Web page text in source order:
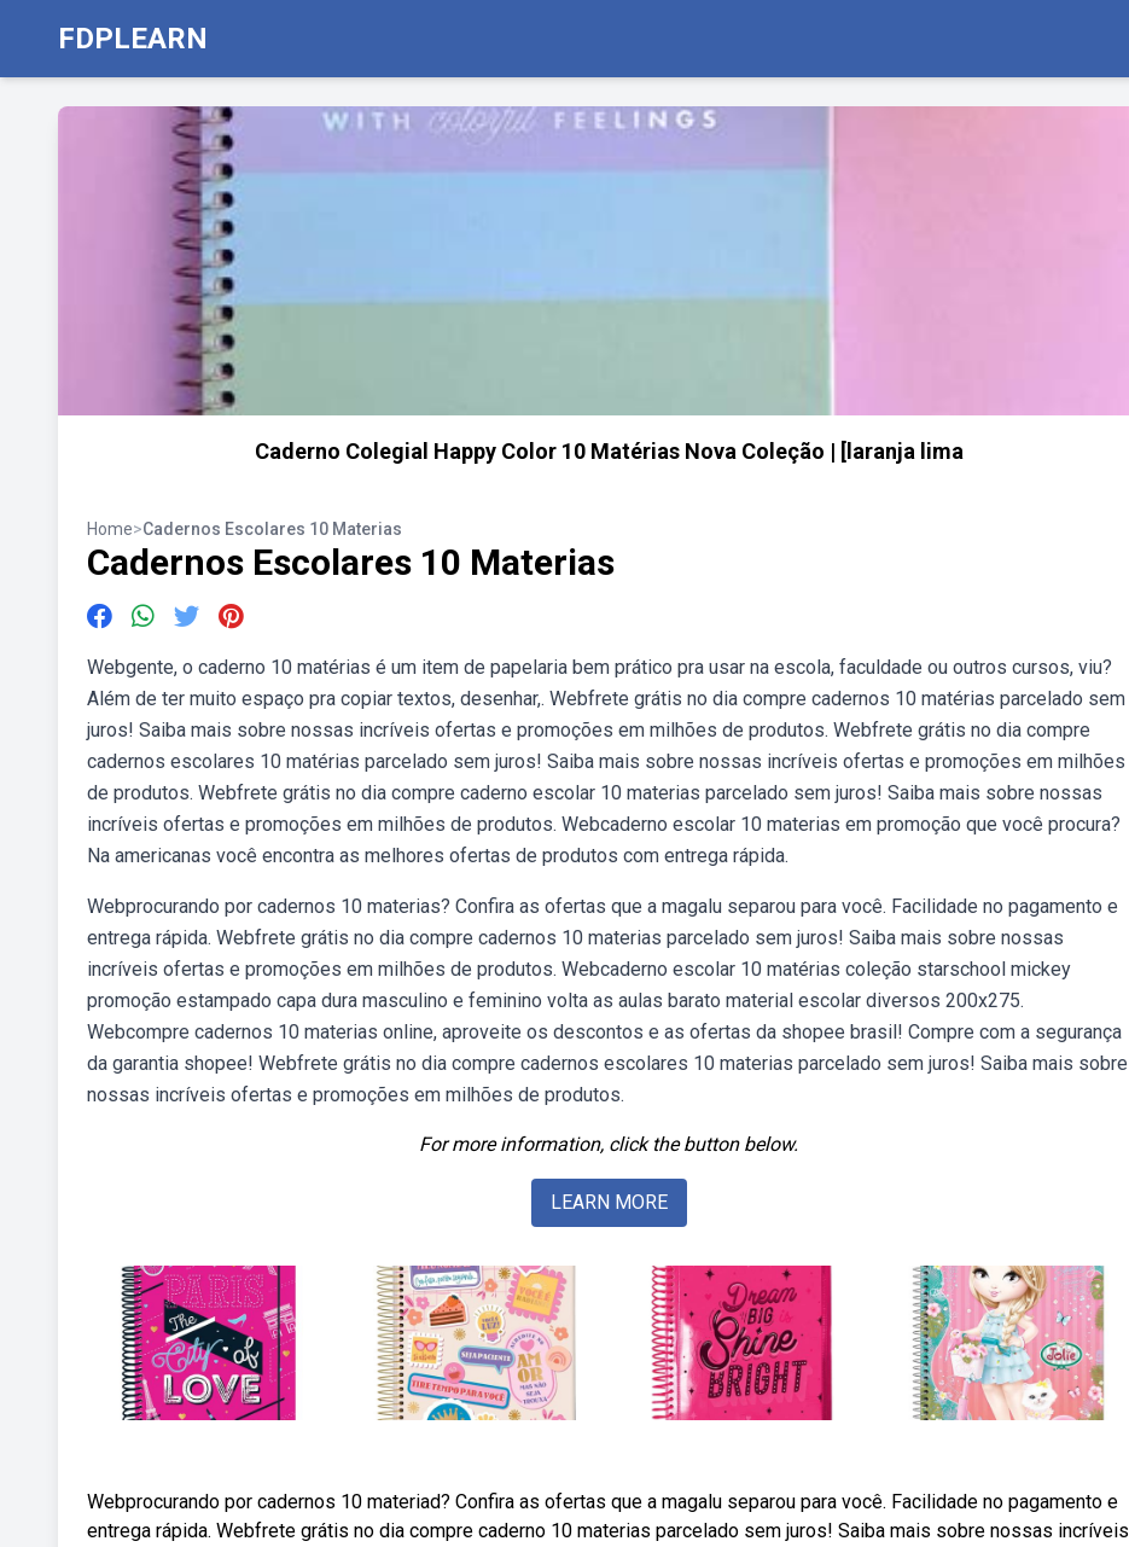
FDPLEARN
Caderno Colegial Happy Color 10 Matérias Nova Coleção | [laranja lima
Home>Cadernos Escolares 10 Materias
Cadernos Escolares 10 Materias
Webgente, o caderno 10 matérias é um item de papelaria bem prático pra usar na escola, faculdade ou outros cursos, viu?
Além de ter muito espaço pra copiar textos, desenhar,. Webfrete grátis no dia compre cadernos 10 matérias parcelado sem
juros! Saiba mais sobre nossas incríveis ofertas e promoções em milhões de produtos. Webfrete grátis no dia compre
cadernos escolares 10 matérias parcelado sem juros! Saiba mais sobre nossas incríveis ofertas e promoções em milhões
de produtos. Webfrete grátis no dia compre caderno escolar 10 materias parcelado sem juros! Saiba mais sobre nossas
incríveis ofertas e promoções em milhões de produtos. Webcaderno escolar 10 materias em promoção que você procura?
Na americanas você encontra as melhores ofertas de produtos com entrega rápida.
Webprocurando por cadernos 10 materias? Confira as ofertas que a magalu separou para você. Facilidade no pagamento e
entrega rápida. Webfrete grátis no dia compre cadernos 10 materias parcelado sem juros! Saiba mais sobre nossas
incríveis ofertas e promoções em milhões de produtos. Webcaderno escolar 10 matérias coleção starschool mickey
promoção estampado capa dura masculino e feminino volta as aulas barato material escolar diversos 200x275.
Webcompre cadernos 10 materias online, aproveite os descontos e as ofertas da shopee brasil! Compre com a segurança
da garantia shopee! Webfrete grátis no dia compre cadernos escolares 10 materias parcelado sem juros! Saiba mais sobre
nossas incríveis ofertas e promoções em milhões de produtos.
For more information, click the button below.
LEARN MORE
Webprocurando por cadernos 10 materiad? Confira as ofertas que a magalu separou para você. Facilidade no pagamento e
entrega rápida. Webfrete grátis no dia compre caderno 10 materias parcelado sem juros! Saiba mais sobre nossas incríveis